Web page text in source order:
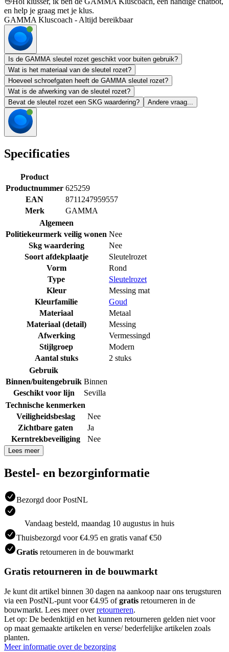
en help je graag met je klus.
GAMMA Kluscoach - Altijd bereikbaar
Is de GAMMA sleutel rozet geschikt voor buiten gebruik?
Wat is het materiaal van de sleutel rozet?
Hoeveel schroefgaten heeft de GAMMA sleutel rozet?
Wat is de afwerking van de sleutel rozet?
Bevat de sleutel rozet een SKG waardering?
Andere vraag...
Specificaties
Product
Productnummer 625259
EAN
8711247959557
Merk
GAMMA
Algemeen
Politiekeurmerk veilig wonen Nee
Skg waardering
Nee
Soort afdekplaatje
Sleutelrozet
Vorm
Rond
Type
Sleutelrozet
Kleur
Messing mat
Kleurfamilie
Goud
Materiaal
Metaal
Materiaal (detail)
Messing
Afwerking
Vermessingd
Stijlgroep
Modern
Aantal stuks
2 stuks
Gebruik
Binnen/buitengebruik Binnen
Geschikt voor lijn
Sevilla
Technische kenmerken
Veiligheidsbeslag
Nee
Zichtbare gaten
Ja
Kerntrekbeveiliging
Nee
Lees meer
Bestel- en bezorginformatie
Bezorgd door PostNL
Vandaag besteld, maandag 10 augustus in huis
Thuisbezorgd voor €4.95 en gratis vanaf €50
Gratis retourneren in de bouwmarkt
Gratis retourneren in de bouwmarkt
Je kunt dit artikel binnen 30 dagen na aankoop naar ons terugsturen
via een PostNL-punt voor €4.95 ofgratis retourneren in de
bouwmarkt. Lees meer overretourneren.
Let op: De bedenktijd en het kunnen retourneren gelden niet voor
op maat gemaakte artikelen en verse/ bederfelijke artikelen zoals
planten.
Meer informatie over de bezorging